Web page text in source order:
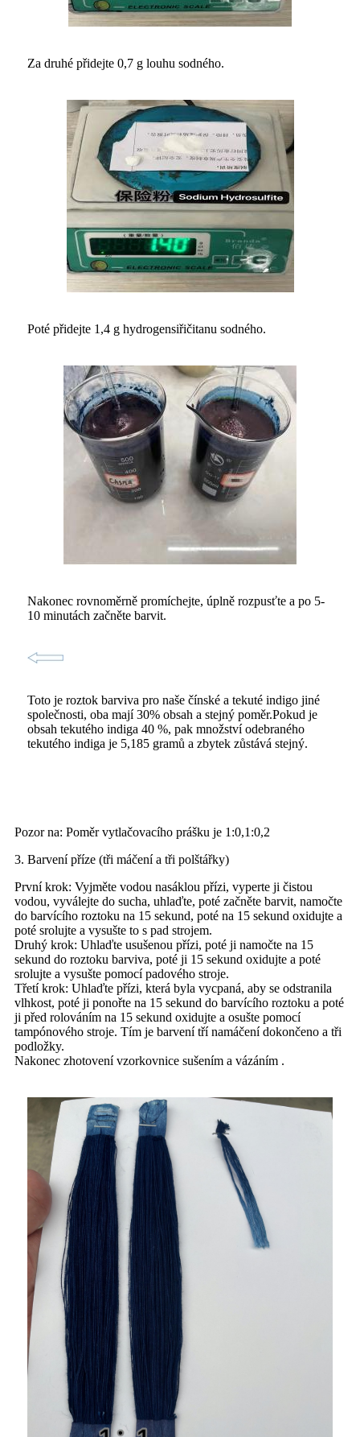
Za druhé přidejte 0,7 g louhu sodného.
Poté přidejte 1,4 g hydrogensiřičitanu sodného.
Nakonec rovnoměrně promíchejte, úplně rozpusťte a po 5-
10 minutách začněte barvit.
Toto je roztok barviva pro naše čínské a tekuté indigo jiné
společnosti, oba mají 30% obsah a stejný poměr.Pokud je
obsah tekutého indiga 40 %, pak množství odebraného
tekutého indiga je 5,185 gramů a zbytek zůstává stejný.
Pozor na: Poměr vytlačovacího prášku je 1:0,1:0,2
3. Barvení příze (tři máčení a tři polštářky)
První krok: Vyjměte vodou nasáklou přízi, vyperte ji čistou
vodou, vyválejte do sucha, uhlaďte, poté začněte barvit, namočte
do barvícího roztoku na 15 sekund, poté na 15 sekund oxidujte a
poté srolujte a vysušte to s pad strojem.
Druhý krok: Uhlaďte usušenou přízi, poté ji namočte na 15
sekund do roztoku barviva, poté ji 15 sekund oxidujte a poté
srolujte a vysušte pomocí padového stroje.
Třetí krok: Uhlaďte přízi, která byla vycpaná, aby se odstranila
vlhkost, poté ji ponořte na 15 sekund do barvícího roztoku a poté
ji před rolováním na 15 sekund oxidujte a osušte pomocí
tampónového stroje. Tím je barvení tří namáčení dokončeno a tři
podložky.
Nakonec zhotovení vzorkovnice sušením a vázáním .